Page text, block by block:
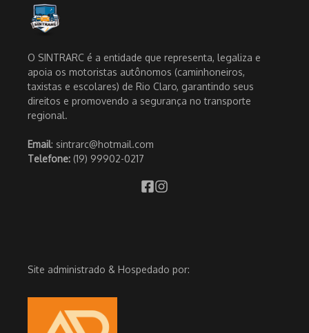
O SINTRARC é a entidade que representa, legaliza e
apoia os motoristas autônomos (caminhoneiros,
taxistas e escolares) de Rio Claro, garantindo seus
direitos e promovendo a segurança no transporte
regional.
Email: sintrarc@hotmail.com
Telefone: (19) 99902-0217
Site administrado & Hospedado por: